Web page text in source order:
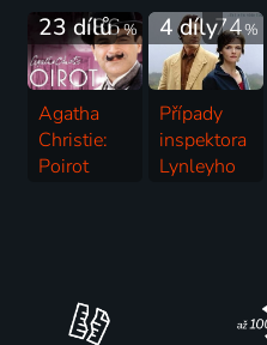
86%
23 dílů
Agatha
Christie:
Poirot
74%
4 díly
Případy
inspektora
Lynleyho